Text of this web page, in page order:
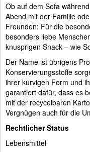
Ob auf dem Sofa
Abend mit der Familie
Freunden: Für die
besonders liebe
knusprigen Snack – wie
Der Name ist übrigens
Konservierungsstoffe
ihrer kurvigen Form und
garantiert dafür, dass es
mit der recycelbaren
Vergnügen auch für die
Rechtlicher Status
Lebensmittel